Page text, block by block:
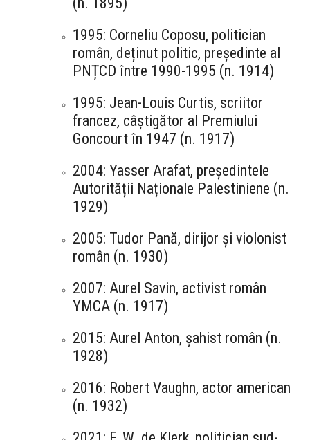
1995: Corneliu Coposu, politician
român, deținut politic, președinte al
PNȚCD între 1990-1995 (n. 1914)
1995: Jean-Louis Curtis, scriitor
francez, câștigător al Premiului
Goncourt în 1947 (n. 1917)
2004: Yasser Arafat, președintele
Autorității Naționale Palestiniene (n.
1929)
2005: Tudor Pană, dirijor și violonist
român (n. 1930)
2007: Aurel Savin, activist român
YMCA (n. 1917)
2015: Aurel Anton, șahist român (n.
1928)
2016: Robert Vaughn, actor american
(n. 1932)